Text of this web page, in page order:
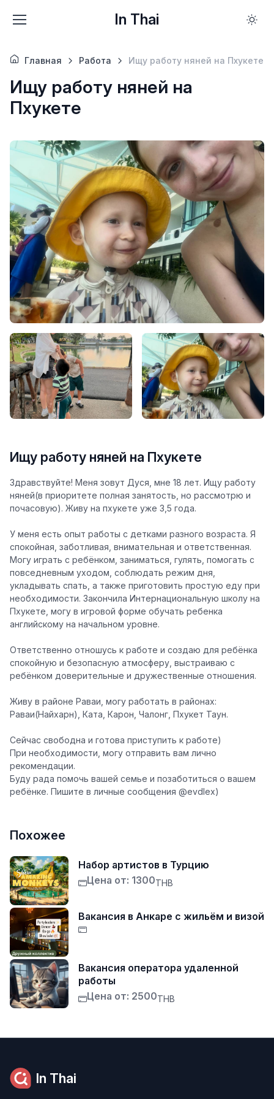
In Thai
Главная Работа Ищу работу няней на Пхукете
Ищу работу няней на
Пхукете
Ищу работу няней на Пхукете
Здравствуйте! Меня зовут Дуся, мне 18 лет. Ищу работу
няней(в приоритете полная занятость, но рассмотрю и
почасовую). Живу на пхукете уже 3,5 года.
У меня есть опыт работы с детками разного возраста. Я
спокойная, заботливая, внимательная и ответственная.
Могу играть с ребёнком, заниматься, гулять, помогать с
повседневным уходом, соблюдать режим дня,
укладывать спать, а также приготовить простую еду при
необходимости. Закончила Интернациональную школу на
Пхукете, могу в игровой форме обучать ребенка
английскому на начальном уровне.
Ответственно отношусь к работе и создаю для ребёнка
спокойную и безопасную атмосферу, выстраиваю с
ребёнком доверительные и дружественные отношения.
Живу в районе Раваи, могу работать в районах:
Раваи(Найхарн), Ката, Карон, Чалонг, Пхукет Таун.
Сейчас свободна и готова приступить к работе)
При необходимости, могу отправить вам лично
рекомендации.
Буду рада помочь вашей семье и позаботиться о вашем
ребёнке. Пишите в личные сообщения @evdlex)
Похожее
Набор артистов в Турцию
Цена от: 1300THB
Вакансия в Анкаре с жильём и визой
Вакансия оператора удаленной
работы
Цена от: 2500THB
In Thai